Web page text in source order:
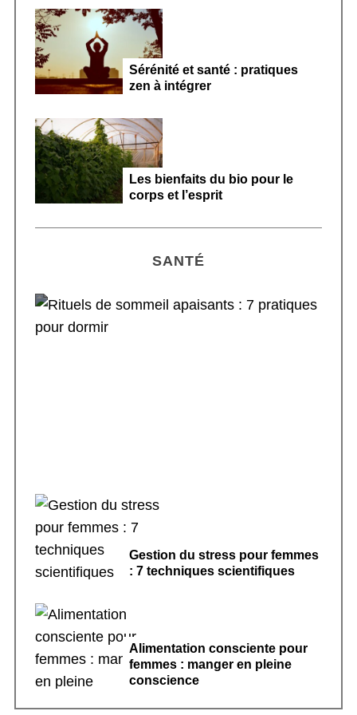
Sérénité et santé : pratiques
zen à intégrer
Les bienfaits du bio pour le
corps et l’esprit
SANTÉ
Gestion du stress pour femmes
: 7 techniques scientifiques
Alimentation consciente pour
femmes : manger en pleine
conscience